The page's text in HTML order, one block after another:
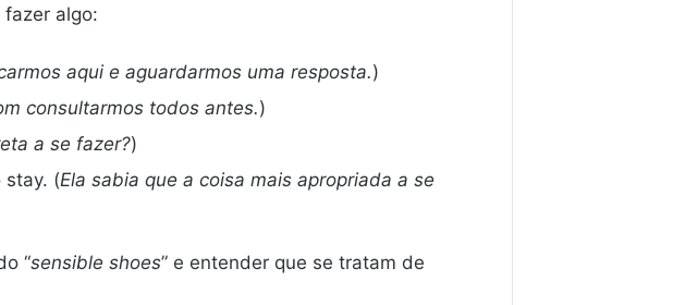
algo:
aqui e aguardarmos uma resposta.)
consultarmos todos antes.)
a se fazer?)
stay. (Ela sabia que a coisa mais apropriada a se
“sensible shoes” e entender que se tratam de